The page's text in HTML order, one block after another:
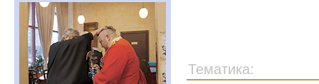
Тематика: